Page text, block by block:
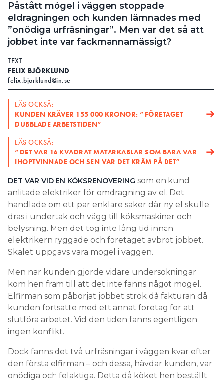
Påstått mögel i väggen stoppade
eldragningen och kunden lämnades med
”onödiga urfräsningar”. Men var det så att
jobbet inte var fackmannamässigt?
TEXT
FELIX BJÖRKLUND
felix.bjorklund@in.se
LÄS OCKSÅ:
KUNDEN KRÄVER 155 000 KRONOR: ”FÖRETAGET
DUBBLADE ARBETSTIDEN”
LÄS OCKSÅ:
”DET VAR 16 KVADRAT MATARKABLAR SOM BARA VAR
IHOPTVINNADE OCH SEN VAR DET KRÄM PÅ DET”
DET VAR VID EN KÖKSRENOVERING som en kund
anlitade elektriker för omdragning av el. Det
handlade om ett par enklare saker där ny el skulle
dras i undertak och vägg till köksmaskiner och
belysning. Men det tog inte lång tid innan
elektrikern ryggade och företaget avbröt jobbet.
Skälet uppgavs vara mögel i väggen.
Men när kunden gjorde vidare undersökningar
kom hen fram till att det inte fanns något mögel.
Elfirman som påbörjat jobbet strök då fakturan då
kunden fortsatte med ett annat företag för att
slutföra arbetet. Vid den tiden fanns egentligen
ingen konflikt.
Dock fanns det två urfräsningar i väggen kvar efter
den första elfirman – och dessa, hävdar kunden, var
onödiga och felaktiga. Detta då köket hen beställt